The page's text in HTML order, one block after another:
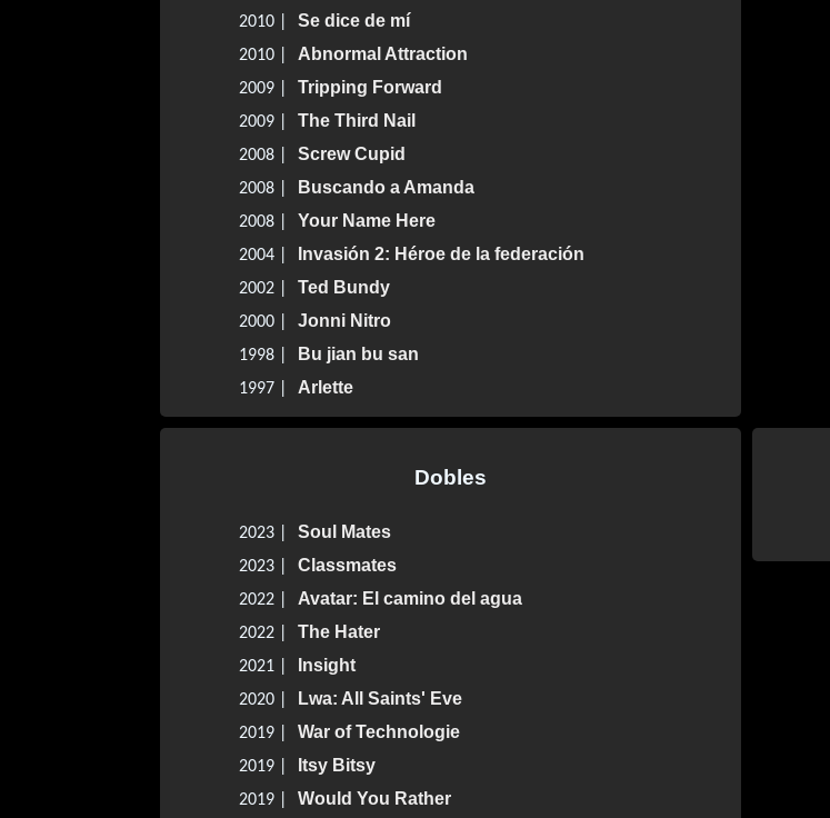
2010 | Se dice de mí
2010 | Abnormal Attraction
2009 | Tripping Forward
2009 | The Third Nail
2008 | Screw Cupid
2008 | Buscando a Amanda
2008 | Your Name Here
2004 | Invasión 2: Héroe de la federación
2002 | Ted Bundy
2000 | Jonni Nitro
1998 | Bu jian bu san
1997 | Arlette
Dobles
2023 | Soul Mates
2023 | Classmates
2022 | Avatar: El camino del agua
2022 | The Hater
2021 | Insight
2020 | Lwa: All Saints' Eve
2019 | War of Technologie
2019 | Itsy Bitsy
2019 | Would You Rather